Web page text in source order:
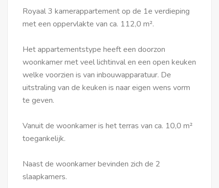
Royaal 3 kamerappartement op de 1e verdieping
met een oppervlakte van ca. 112,0 m².
Het appartementstype heeft een doorzon
woonkamer met veel lichtinval en een open keuken
welke voorzien is van inbouwapparatuur. De
uitstraling van de keuken is naar eigen wens vorm
te geven.
Vanuit de woonkamer is het terras van ca. 10,0 m²
toegankelijk.
Naast de woonkamer bevinden zich de 2
slaapkamers.